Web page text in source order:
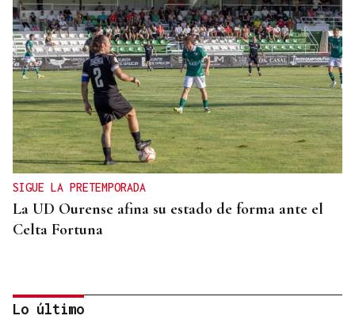
SIGUE LA PRETEMPORADA
La UD Ourense afina su estado de forma ante el
Celta Fortuna
Lo último